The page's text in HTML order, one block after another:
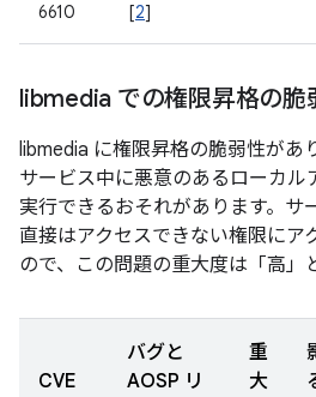
6610
[2]
libmedia での権限昇格の脆
libmedia に権限昇格の脆弱性があ
サービス中に悪意のあるローカル
実行できるおそれがあります。サ
直接はアクセスできない権限にア
ので、この問題の重大度は「高」
CVE
バグと
AOSP リ
重
大